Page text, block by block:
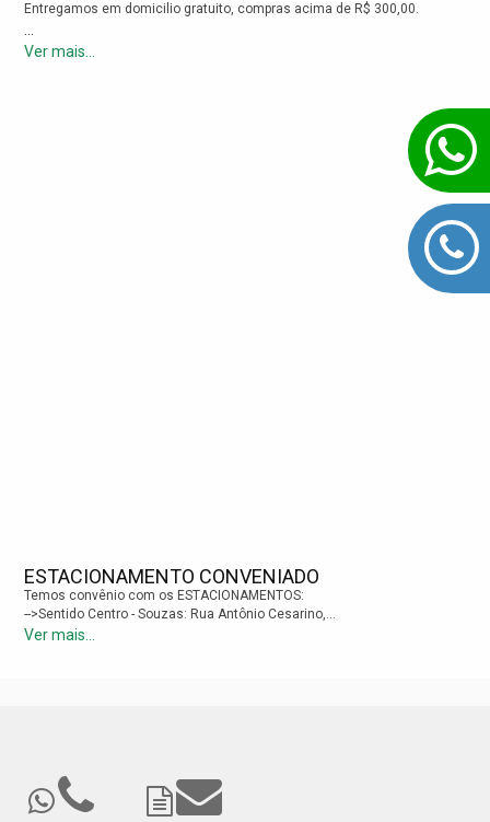
Entregamos em domicilio gratuito, compras acima de R$ 300,00.
Ver mais...
ESTACIONAMENTO CONVENIADO
Temos convênio com os ESTACIONAMENTOS:
-->Sentido Centro - Souzas: Rua Antônio Cesarino,...
Ver mais...